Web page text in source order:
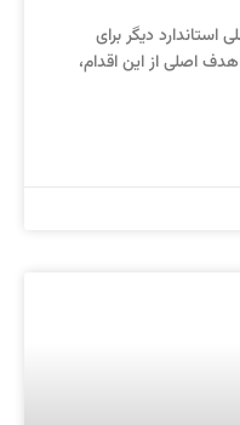
سازمان ملی استاندارد دیگر برای
اصلی از این اقدام،